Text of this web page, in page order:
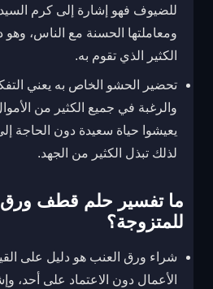
للضيوف فهو إشارة إلى كرم
ومعاملتها الحسنة مع الناس، وهو
الكثير الذي تقوم به.
تحضير الحشو الخاص به يعني
والرغبة في جميع الكثير من
يعيشوا حياة سعيدة دون الحاجة
لذلك تبذل الكثير من الجهد.
ما تفسير حلم قطف ورق
للمتزوجة؟
شراء ورق العنب هو دليل على
الأعمال دون الاعتماد على أحد،